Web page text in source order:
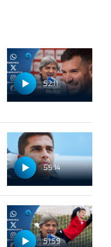
52:11
55:14
51:59